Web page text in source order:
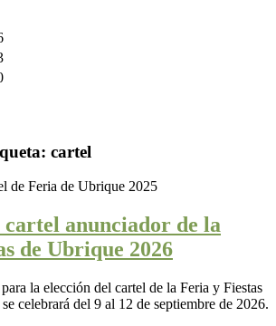
cartel
cartel anunciador de la
de Ubrique 2026
para la elección del cartel de la Feria y Fiestas
celebrará del 9 al 12 de septiembre de 2026.